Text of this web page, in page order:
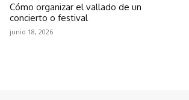
Cómo organizar el vallado de un
concierto o festival
junio 18, 2026